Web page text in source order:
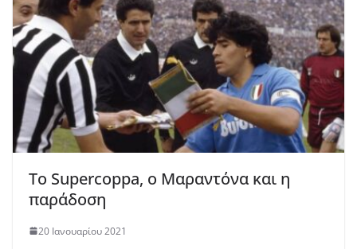
Το Supercoppa, ο Μαραντόνα και η
παράδοση
20 Ιανουαρίου 2021